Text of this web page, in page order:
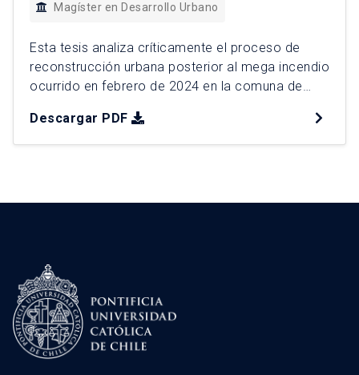
Magíster en Desarrollo Urbano
Esta tesis analiza críticamente el proceso de
reconstrucción urbana posterior al mega incendio
ocurrido en febrero de 2024 en la comuna de
más grave en la historia reciente de Chile. Esta
catástrofe evidencia a la interfaz urbano rural
Descargar PDF